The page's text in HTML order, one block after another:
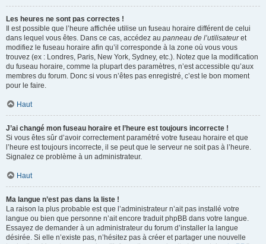
Les heures ne sont pas correctes !
Il est possible que l’heure affichée utilise un fuseau horaire différent de celui
dans lequel vous êtes. Dans ce cas, accédez au panneau de l’utilisateuret
modifiez le fuseau horaire afin qu’il corresponde à la zone où vous vous
trouvez (ex : Londres, Paris, New York, Sydney, etc.). Notez que la modification
du fuseau horaire, comme la plupart des paramètres, n’est accessible qu’aux
membres du forum. Donc si vous n’êtes pas enregistré, c’est le bon moment
pour le faire.
Haut
J’ai changé mon fuseau horaire et l’heure est toujours incorrecte !
Si vous êtes sûr d’avoir correctement paramétré votre fuseau horaire et que
l’heure est toujours incorrecte, il se peut que le serveur ne soit pas à l’heure.
Signalez ce problème à un administrateur.
Haut
Ma langue n’est pas dans la liste !
La raison la plus probable est que l’administrateur n’ait pas installé votre
langue ou bien que personne n’ait encore traduit phpBB dans votre langue.
Essayez de demander à un administrateur du forum d’installer la langue
désirée. Si elle n’existe pas, n’hésitez pas à créer et partager une nouvelle